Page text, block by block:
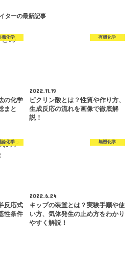
ターの最新記事
機化学
の化学
まと
有機化学
2022.11.19
ピクリン酸とは？性質や作り方、
生成反応の流れを画像で徹底解
説！
論化学
反応式
性条件
無機化学
2022.6.24
キップの装置とは？実験手順や使
い方、気体発生の止め方をわかり
やすく解説！